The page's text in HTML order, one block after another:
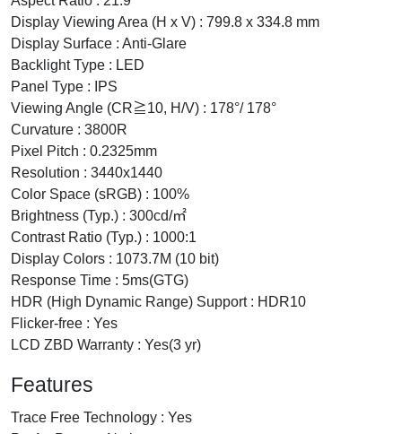
Display Viewing Area (H x V) : 799.8 x 334.8 mm
Display Surface : Anti-Glare
Backlight Type : LED
Panel Type : IPS
Viewing Angle (CR≧10, H/V) : 178°/ 178°
Curvature : 3800R
Pixel Pitch : 0.2325mm
Resolution : 3440x1440
Color Space (sRGB) : 100%
Brightness (Typ.) : 300cd/㎡
Contrast Ratio (Typ.) : 1000:1
Display Colors : 1073.7M (10 bit)
Response Time : 5ms(GTG)
HDR (High Dynamic Range) Support : HDR10
Flicker-free : Yes
LCD ZBD Warranty : Yes(3 yr)
Features
Trace Free Technology : Yes